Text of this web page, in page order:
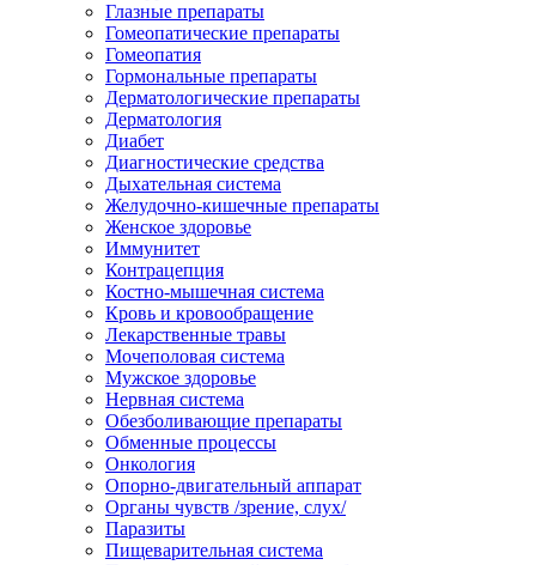
Глазные препараты
Гомеопатические препараты
Гомеопатия
Гормональные препараты
Дерматологические препараты
Дерматология
Диабет
Диагностические средства
Дыхательная система
Желудочно-кишечные препараты
Женское здоровье
Иммунитет
Контрацепция
Костно-мышечная система
Кровь и кровообращение
Лекарственные травы
Мочеполовая система
Мужское здоровье
Нервная система
Обезболивающие препараты
Обменные процессы
Онкология
Опорно-двигательный аппарат
Органы чувств /зрение, слух/
Паразиты
Пищеварительная система